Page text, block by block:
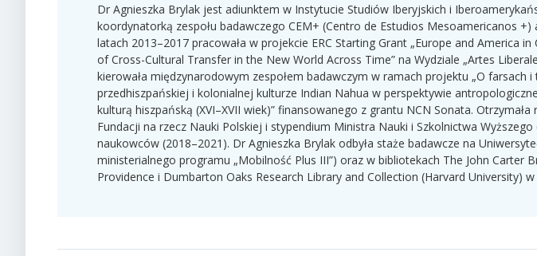
Dr Agnieszka Brylak jest adiunktem w Instytucie Studiów Iberyjskich i
koordynatorką zespołu badawczego CEM+ (Centro de Estudios Mesoamericanos
latach 2013–2017 pracowała w projekcie ERC Starting Grant „Europe and America
of Cross-Cultural Transfer in the New World Across Time” na Wydziale „Artes
kierowała międzynarodowym zespołem badawczym w ramach projektu „O farsach
przedhiszpańskiej i kolonialnej kulturze Indian Nahua w perspektywie
kulturą hiszpańską (XVI–XVII wiek)” finansowanego z grantu NCN Sonata.
Fundacji na rzecz Nauki Polskiej i stypendium Ministra Nauki i Szkolnictwa Wyższego
naukowców (2018–2021). Dr Agnieszka Brylak odbyła staże badawcze na
ministerialnego programu „Mobilność Plus III”) oraz w bibliotekach The John Carter
Providence i Dumbarton Oaks Research Library and Collection (Harvard University)